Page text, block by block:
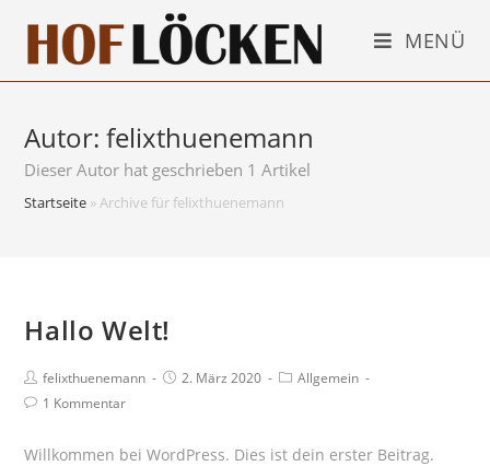
MENÜ
Autor:felixthuenemann
Dieser Autor hat geschrieben 1 Artikel
Startseite »Archive für felixthuenemann
Hallo Welt!
felixthuenemann 2. März 2020
Allgemein
1 Kommentar
Willkommen bei WordPress. Dies ist dein erster Beitrag.